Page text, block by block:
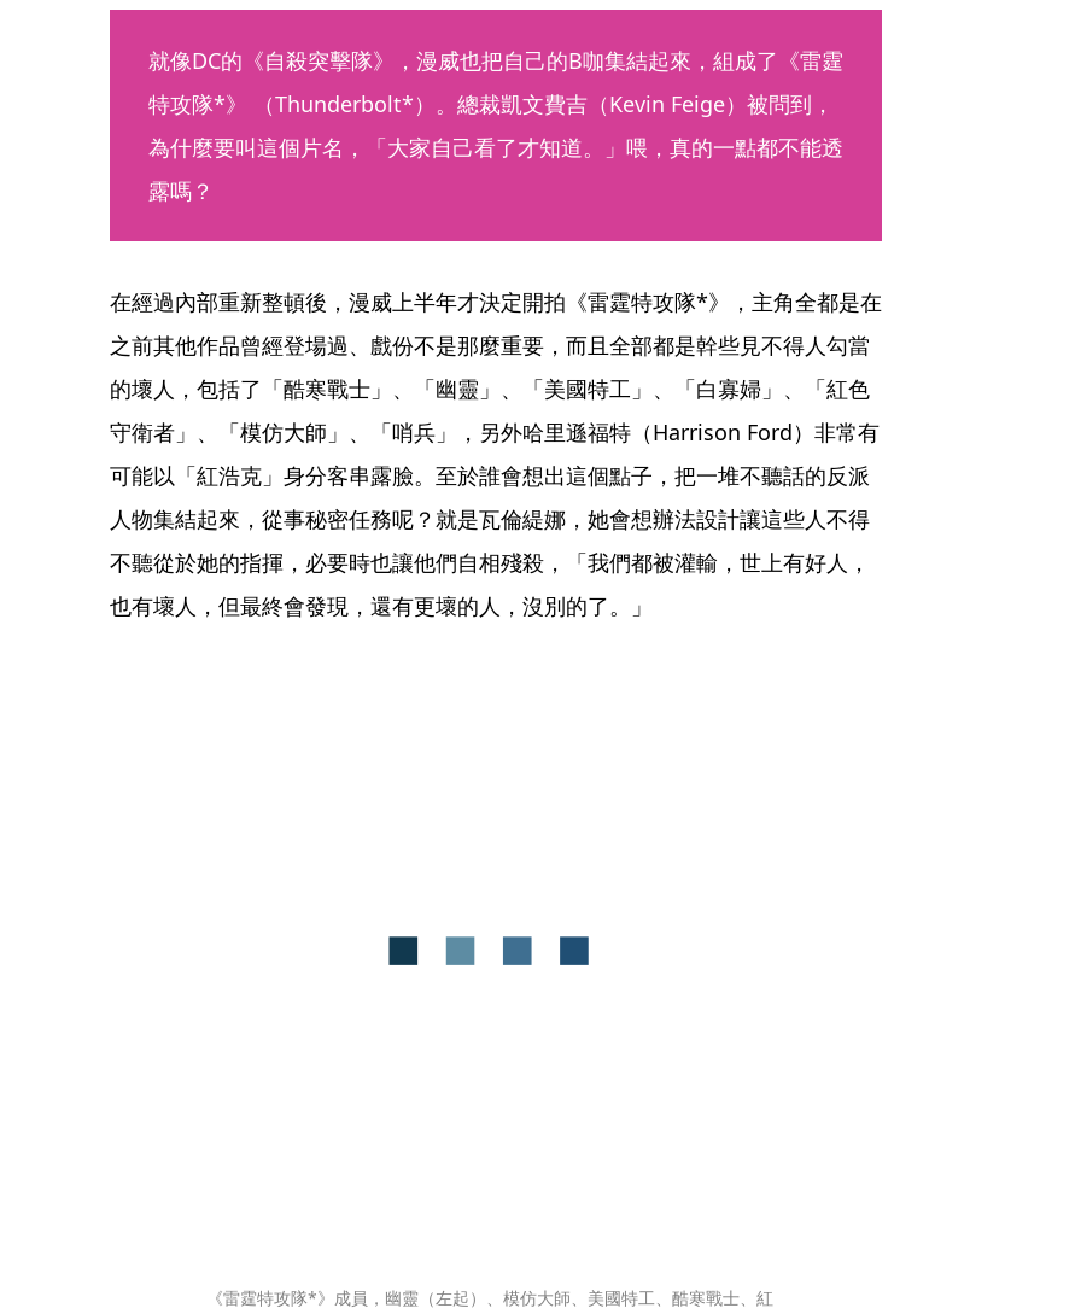
就像DC的《自殺突擊隊》，漫威也把自己的B咖集結起來，組成了《雷霆
特攻隊*》 （Thunderbolt*）。總裁凱文費吉（Kevin Feige）被問到，
為什麼要叫這個片名，「大家自己看了才知道。」喂，真的一點都不能透
露嗎？
在經過內部重新整頓後，漫威上半年才決定開拍《雷霆特攻隊*》，主角全都是在
之前其他作品曾經登場過、戲份不是那麼重要，而且全部都是幹些見不得人勾當
的壞人，包括了「酷寒戰士」、「幽靈」、「美國特工」、「白寡婦」、「紅色
守衛者」、「模仿大師」、「哨兵」，另外哈里遜福特（Harrison Ford）非常有
可能以「紅浩克」身分客串露臉。至於誰會想出這個點子，把一堆不聽話的反派
人物集結起來，從事秘密任務呢？就是瓦倫緹娜，她會想辦法設計讓這些人不得
不聽從於她的指揮，必要時也讓他們自相殘殺，「我們都被灌輸，世上有好人，
也有壞人，但最終會發現，還有更壞的人，沒別的了。」
《雷霆特攻隊*》成員，幽靈（左起）、模仿大師、美國特工、酷寒戰士、紅